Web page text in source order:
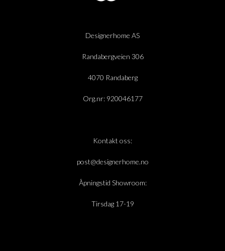
Designerhome AS
Randabergveien 306
4070 Randaberg
Org.nr: 920046177
Kontakt oss:
post@designerhome.no
Åpningstid Showroom:
Tirsdag 17-19